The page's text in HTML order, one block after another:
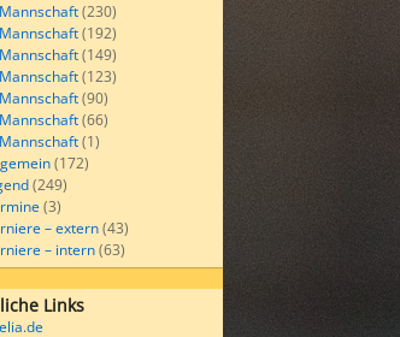
(230)
(192)
(149)
(123)
(90)
(66)
(1)
(172)
(249)
(3)
– extern(43)
– intern(63)
Links